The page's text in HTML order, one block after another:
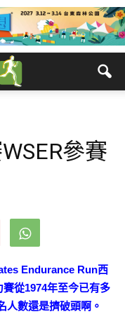
參賽
Endurance Run西
從1974年至今已有多
人數還是擠破頭啊。